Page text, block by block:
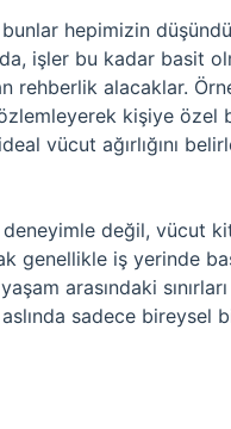
hepimizin
işler bu kadar basit
rehberlik alacaklar.
kişiye özel
vücut ağırlığını
değil, vücut
genellikle iş yerinde
arasındaki
sadece bireysel